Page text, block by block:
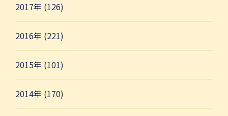
2017年 (126)
2016年 (221)
2015年 (101)
2014年 (170)